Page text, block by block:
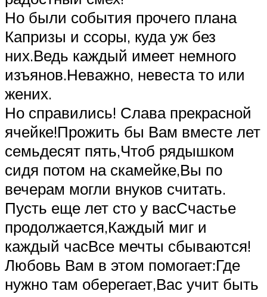
Но были события прочего плана
Капризы и ссоры, куда уж без
них.Ведь каждый имеет немного
изъянов.Неважно, невеста то или
жених.
Но справились! Слава прекрасной
ячейке!Прожить бы Вам вместе лет
семьдесят пять,Чтоб рядышком
сидя потом на скамейке,Вы по
вечерам могли внуков считать.
Пусть еще лет сто у васСчастье
продолжается,Каждый миг и
каждый часВсе мечты сбываются!
Любовь Вам в этом помогает:Где
нужно там оберегает,Вас учит быть